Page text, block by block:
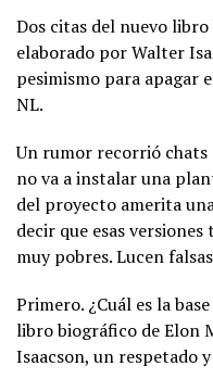
Dos citas del nuevo
elaborado por Walter
pesimismo para apagar
NL.
Un rumor recorrió chats
no va a instalar una
del proyecto amerita
decir que esas
muy pobres. Lucen
Primero. ¿Cuál es la
libro biográfico de Elon
Isaacson, un respetado